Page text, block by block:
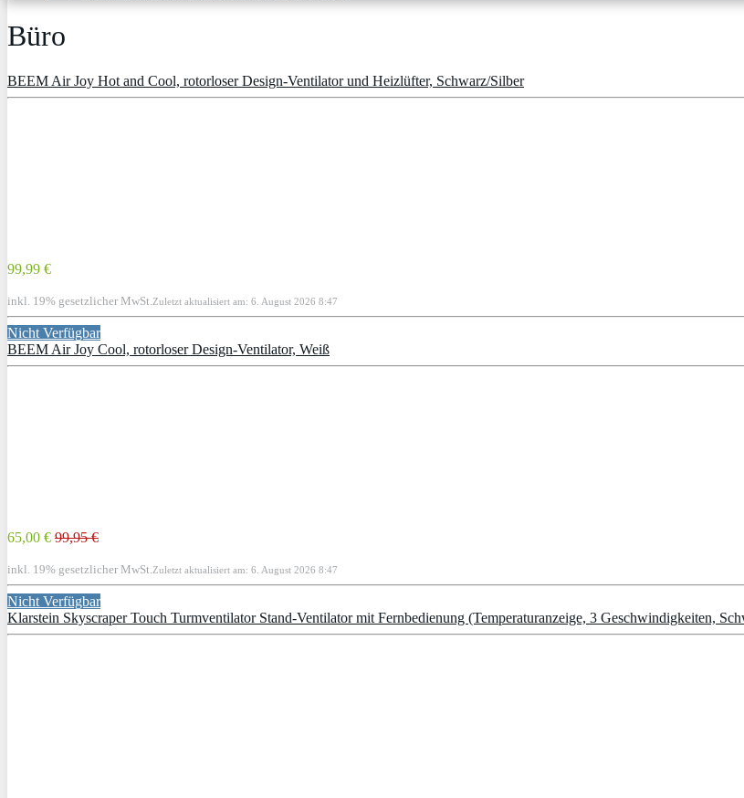
Büro
BEEM Air Joy Hot and Cool, rotorloser Design-Ventilator und Heizlüfter, Schwarz/Silber
99,99 €
inkl. 19% gesetzlicher MwSt. Zuletzt aktualisiert am: 6. August 2026 8:47
Nicht Verfügbar
BEEM Air Joy Cool, rotorloser Design-Ventilator, Weiß
65,00 € 99,95 €
inkl. 19% gesetzlicher MwSt. Zuletzt aktualisiert am: 6. August 2026 8:47
Nicht Verfügbar
Klarstein Skyscraper Touch Turmventilator Stand-Ventilator mit Fernbedienung (Temperaturanzeige, 3 Geschwindigkeiten,